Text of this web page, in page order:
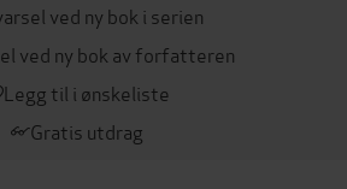
ved ny bok i serien
ved ny bok av forfatteren
Legg til i ønskeliste
Gratis utdrag